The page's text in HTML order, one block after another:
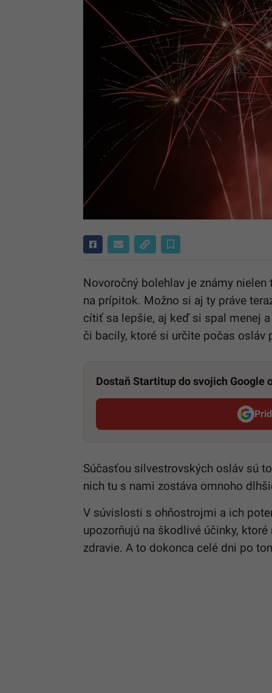
Novoročný bolehlav je známy
na prípitok. Možno si aj ty práve
cítiť sa lepšie, aj keď si spal menej
či bacily, ktoré si určite počas osláv
Dostaň Startitup do svojich Google
Súčasťou silvestrovských osláv sú
nich tu s nami zostáva omnoho
V súvislosti s ohňostrojmi a ich
upozorňujú na škodlivé účinky,
zdravie. A to dokonca celé dni po